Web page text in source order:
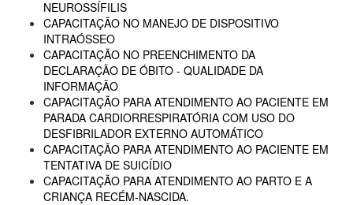
NEUROSSÍFILIS
CAPACITAÇÃO NO MANEJO DE DISPOSITIVO
INTRAÓSSEO
CAPACITAÇÃO NO PREENCHIMENTO DA
DECLARAÇÃO DE ÓBITO - QUALIDADE DA
INFORMAÇÃO
CAPACITAÇÃO PARA ATENDIMENTO AO PACIENTE EM
PARADA CARDIORRESPIRATÓRIA COM USO DO
DESFIBRILADOR EXTERNO AUTOMÁTICO
CAPACITAÇÃO PARA ATENDIMENTO AO PACIENTE EM
TENTATIVA DE SUICÍDIO
CAPACITAÇÃO PARA ATENDIMENTO AO PARTO E A
CRIANÇA RECÉM-NASCIDA.